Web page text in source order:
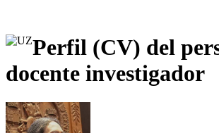
Perfil (CV) del
docente investigador